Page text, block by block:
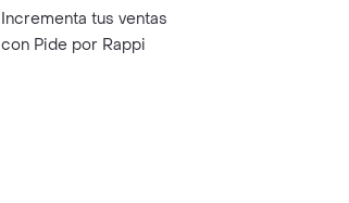
Incrementa tus ventas
con Pide por Rappi